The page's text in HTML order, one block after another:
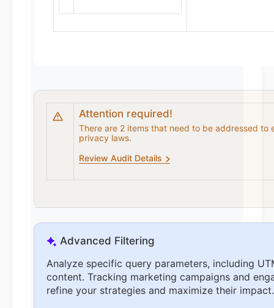
Attention required!
There are 2 items that need to be addressed to
privacy laws.
Review Audit Details
Advanced Filtering
Analyze specific query parameters, including
content. Tracking marketing campaigns and
refine your strategies and maximize their impact.